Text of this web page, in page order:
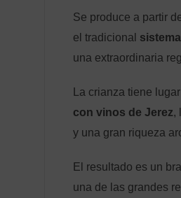
Se produce a partir
el tradicional
una extraordinaria
La crianza tiene
con vinos de Jerez,
y una gran riqueza
El resultado es un
una de las grandes